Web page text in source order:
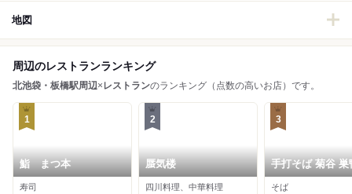
地図
周辺のレストランランキング
北池袋・板橋駅周辺× レストランのランキング（点数の高いお店）です。
1
鮨 まつ本
寿司
2
蜃気楼
四川料理、中華料理
3
手打そば 菊谷 巣
店
そば